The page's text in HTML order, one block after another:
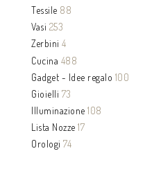
Tessile 88
Vasi 253
Zerbini 4
Cucina 488
Gadget - Idee regalo 100
Gioielli 73
Illuminazione 108
Lista Nozze 17
Orologi 74